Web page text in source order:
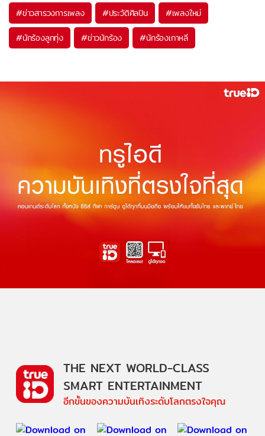
#ข่าวสารวงการเพลง #ประวัติศิลปิน #เพลงใหม่
#นักร้องลูกทุ่ง #ข่าวนักร้อง #นักร้องเกาหลี
THE NEXT WORLD-CLASS
SMART ENTERTAINMENT
อีกขั้นของความบันเทิงระดับโลกตรงใจคุณ